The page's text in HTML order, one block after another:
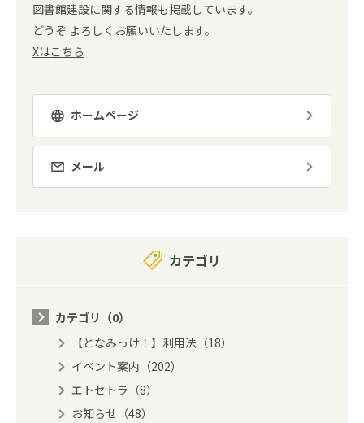
図書館建設に関する情報も掲載しています。
どうぞ よろしくお願いいたします。
Xはこちら
ホームページ
メール
カテゴリ
カテゴリ（0）
【となみっけ！】利用法（18）
イベント案内（202）
エトセトラ（8）
お知らせ（48）